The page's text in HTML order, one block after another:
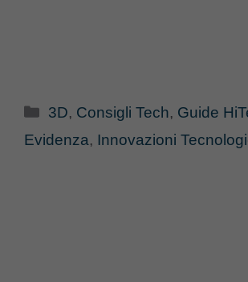
Categorie
3D, Consigli Tech, Guide
Evidenza, Innovazioni